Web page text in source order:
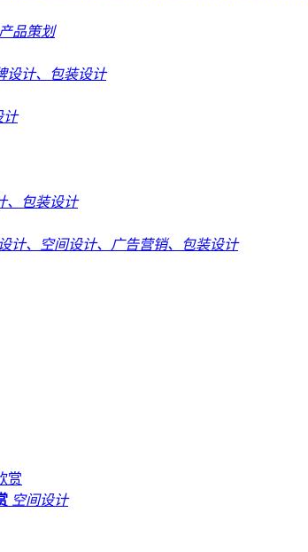
品策划
设计、包装设计
计
、包装设计
计、空间设计、广告营销、包装设计
空间设计